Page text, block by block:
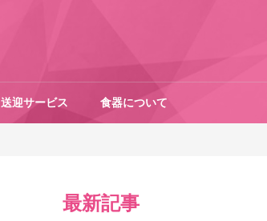
送迎サービス 食器について
最新記事